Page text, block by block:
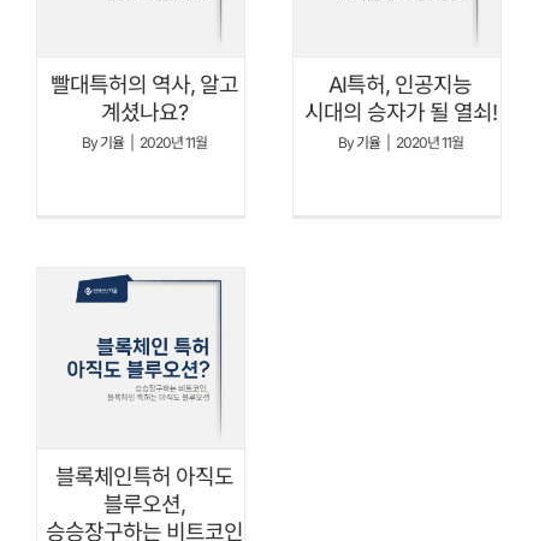
빨대특허의 역사, 알고
계셨나요?
By기율 2020년 11월
AI특허, 인공지능
시대의 승자가 될 열쇠!
By기율 2020년 11월
블록체인특허 아직도
블루오션,
승승장구하는 비트코인